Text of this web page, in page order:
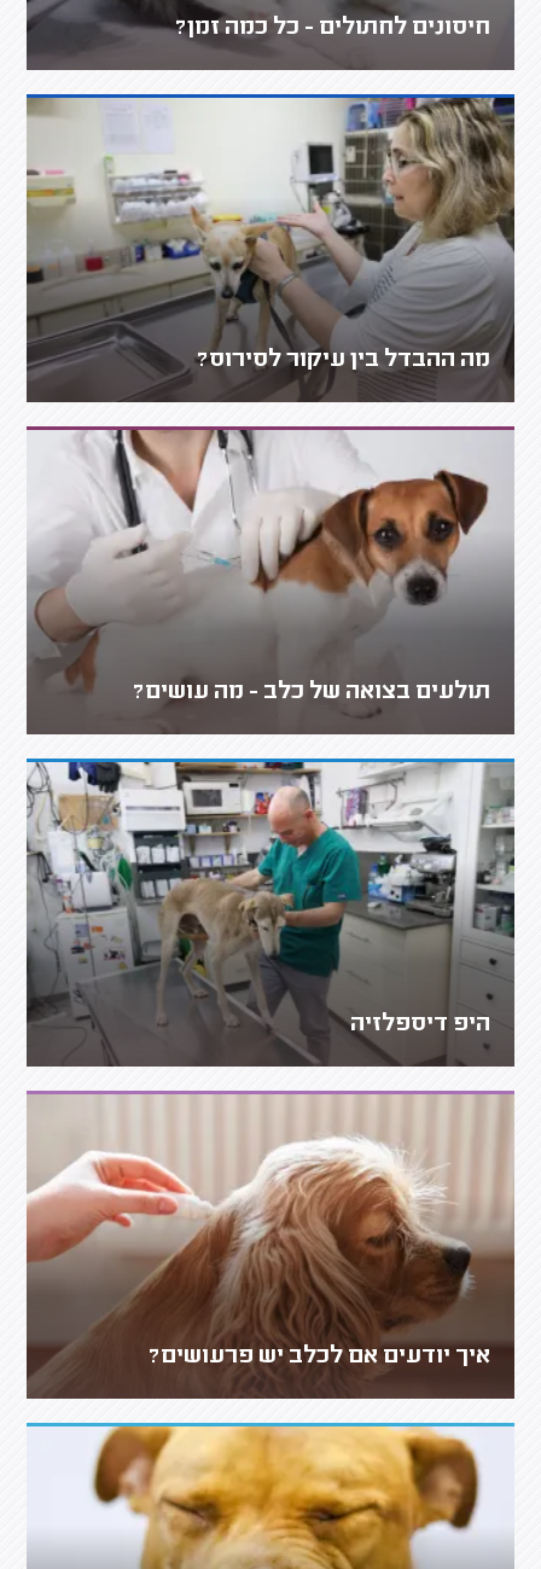
חיסונים לחתולים - כל כמה זמן?
מה ההבדל בין עיקור לסירוס?
תולעים בצואה של כלב - מה עושים?
היפ דיספלזיה
איך יודעים אם לכלב יש פרעושים?